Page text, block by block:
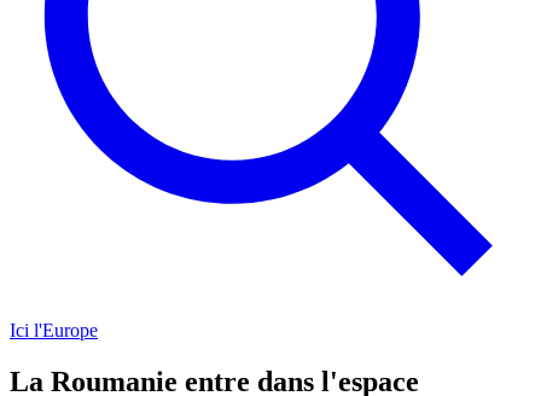
Ici l'Europe
La Roumanie entre dans l'espace